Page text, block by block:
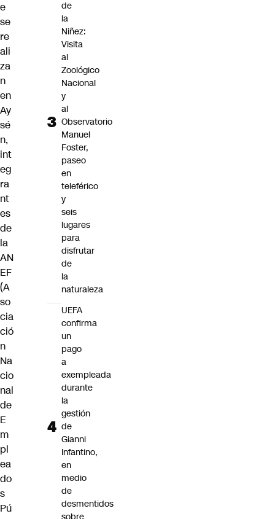
e
se
re
ali
za
n
en
Ay
sé
n,
int
eg
ra
nt
es
de
la
AN
EF
(A
so
cia
ció
n
Na
cio
nal
de
E
m
pl
ea
do
s
Pú
de
la
Niñez:
Visita
al
Zoológico
Nacional
y
al
Observatorio
Manuel
Foster,
paseo
en
teleférico
y
seis
lugares
para
disfrutar
de
la
naturaleza
UEFA
confirma
un
pago
a
exempleada
durante
la
gestión
de
Gianni
Infantino,
en
medio
de
desmentidos
sobre